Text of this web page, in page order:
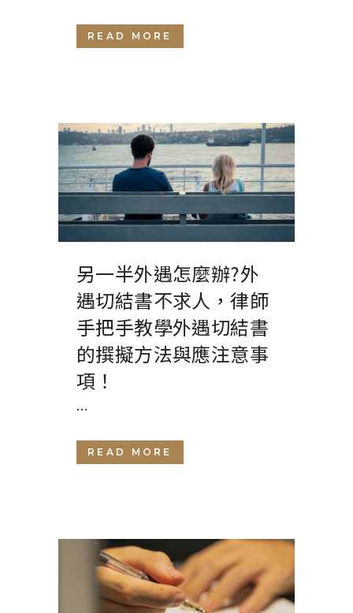
READ MORE
另一半外遇怎麼辦?外
遇切結書不求人，律師
手把手教學外遇切結書
的撰擬方法與應注意事
項！
...
READ MORE